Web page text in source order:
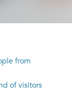
from
of visitors